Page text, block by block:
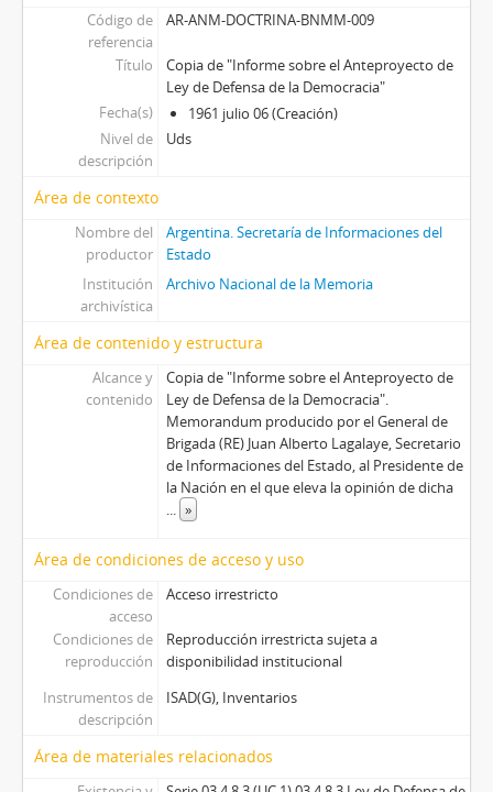
Código de
referencia
AR-ANM-DOCTRINA-BNMM-009
Título
Copia de "Informe sobre el Anteproyecto de
Ley de Defensa de la Democracia"
Fecha(s)
1961 julio 06 (Creación)
Nivel de
descripción
Uds
Área de contexto
Nombre del
productor
Argentina. Secretaría de Informaciones del
Estado
Institución
archivística
Archivo Nacional de la Memoria
Área de contenido y estructura
Alcance y
contenido
Copia de "Informe sobre el Anteproyecto de
Ley de Defensa de la Democracia".
Memorandum producido por el General de
Brigada (RE) Juan Alberto Lagalaye, Secretario
de Informaciones del Estado, al Presidente de
la Nación en el que eleva la opinión de dicha
... »
Área de condiciones de acceso y uso
Condiciones de
acceso
Acceso irrestricto
Condiciones de
reproducción
Reproducción irrestricta sujeta a
disponibilidad institucional
Instrumentos de
descripción
ISAD(G), Inventarios
Área de materiales relacionados